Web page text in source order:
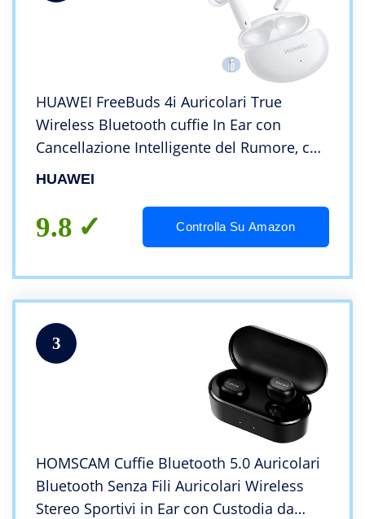
HUAWEI FreeBuds 4i Auricolari True
Wireless Bluetooth cuffie In Ear con
Cancellazione Intelligente del Rumore, con
Adattatore Huawei AP52, Ceramic White
HUAWEI
9.8 Controlla Su Amazon
3
HOMSCAM Cuffie Bluetooth 5.0 Auricolari
Bluetooth Senza Fili Auricolari Wireless
Stereo Sportivi in Ear con Custodia da